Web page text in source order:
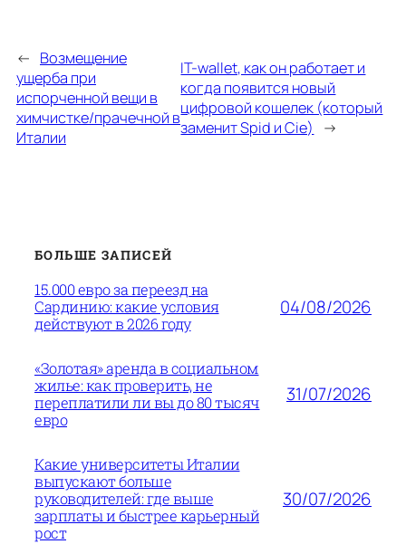
← Возмещение
ущерба при
испорченной вещи в
химчистке/прачечной в
Италии
IT-wallet, как он работает и
когда появится новый
цифровой кошелек (который
заменит Spid и Cie)
→
БОЛЬШЕ ЗАПИСЕЙ
15.000 евро за переезд на
Сардинию: какие условия
действуют в 2026 году
04/08/2026
«Золотая» аренда в социальном
жилье: как проверить, не
переплатили ли вы до 80 тысяч
евро
31/07/2026
Какие университеты Италии
выпускают больше
руководителей: где выше
зарплаты и быстрее карьерный
рост
30/07/2026